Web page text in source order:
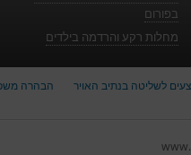
בפורום
מחלות רקע והרדמה בילדים
לשליטה בנתיב האויר
הבהרה